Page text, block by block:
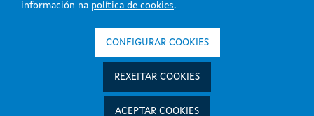
información na política de cookies.
CONFIGURAR COOKIES
REXEITAR COOKIES
ACEPTAR COOKIES